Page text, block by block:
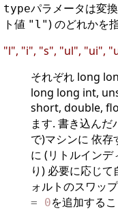
typeパラメータは変
ト値 "l") のどれかを
"l", "i", "s", "ul", "ui",
それぞれ long
long long int,
short, double,
ます. 書き込ん
で)マシンに 依
に (リトルインデ
り) 必要に応じ
ォルトのスワッ
=
0を追加する